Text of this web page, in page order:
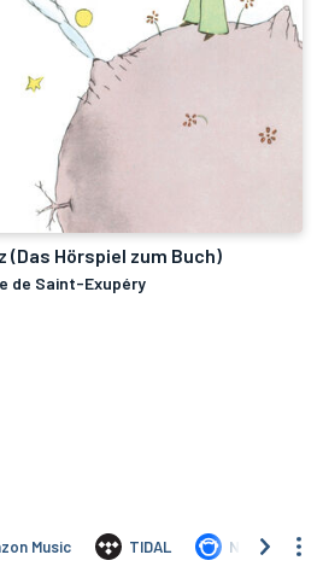
(Das Hörspiel zum Buch)
de Saint-Exupéry
Music TIDAL Napster